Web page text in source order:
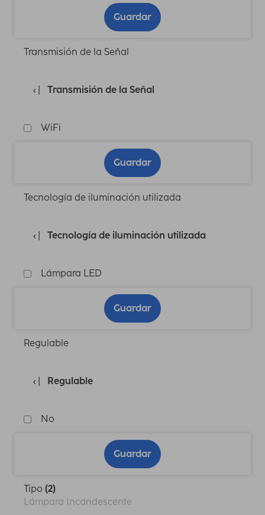
Guardar
Transmisión de la Señal
Transmisión de la Señal
WiFi
Guardar
Tecnología de iluminación utilizada
Tecnología de iluminación utilizada
Lámpara LED
Guardar
Regulable
Regulable
No
Guardar
Tipo (2)
Lámpara Incandescente